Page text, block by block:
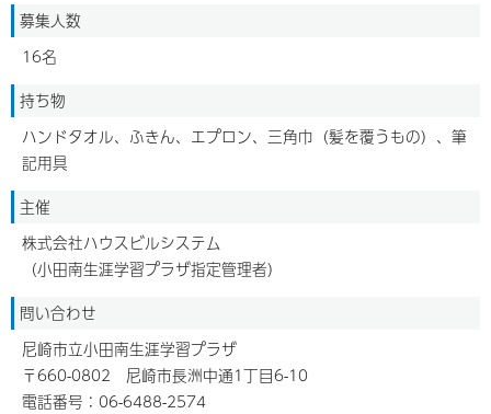
募集人数
16名
持ち物
ハンドタオル、ふきん、エプロン、三角巾（髪を覆うもの）、筆
記用具
主催
株式会社ハウスビルシステム
（小田南生涯学習プラザ指定管理者）
問い合わせ
尼崎市立小田南生涯学習プラザ
〒660-0802 尼崎市長洲中通1丁目6-10
電話番号：06-6488-2574